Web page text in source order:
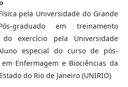
pela Universidade do Grande
graduado em treinamento
exercício pela Universidade
especial do curso de pós-
Enfermagem e Biociências da
do Rio de Janeiro (UNIRIO)